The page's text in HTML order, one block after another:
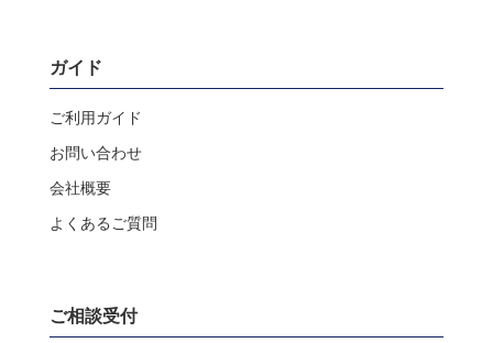
ガイド
ご利用ガイド
お問い合わせ
会社概要
よくあるご質問
ご相談受付